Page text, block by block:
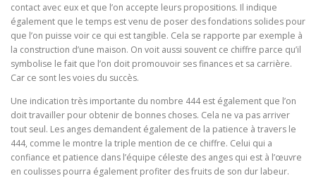
contact avec eux et que l’on accepte leurs propositions. Il indique
également que le temps est venu de poser des fondations solides pour
que l’on puisse voir ce qui est tangible. Cela se rapporte par exemple à
la construction d’une maison. On voit aussi souvent ce chiffre parce qu’il
symbolise le fait que l’on doit promouvoir ses finances et sa carrière.
Car ce sont les voies du succès.
Une indication très importante du nombre 444 est également que l’on
doit travailler pour obtenir de bonnes choses. Cela ne va pas arriver
tout seul. Les anges demandent également de la patience à travers le
444, comme le montre la triple mention de ce chiffre. Celui qui a
confiance et patience dans l’équipe céleste des anges qui est à l’œuvre
en coulisses pourra également profiter des fruits de son dur labeur.